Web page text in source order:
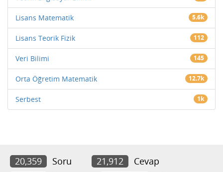
Lisans Matematik 5.6k
Lisans Teorik Fizik 112
Veri Bilimi 145
Orta Öğretim Matematik 12.7k
Serbest 1k
20,359 Soru 21,912
Cevap